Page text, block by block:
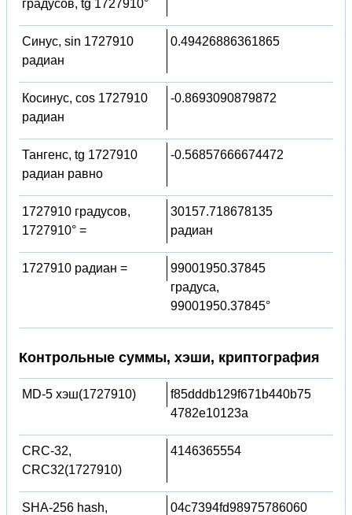
градусов, tg 1727910°
Синус, sin 1727910
радиан
0.49426886361865
Косинус, cos 1727910
радиан
-0.8693090879872
Тангенс, tg 1727910
радиан равно
-0.56857666674472
1727910 градусов,
1727910° =
30157.718678135
радиан
1727910 радиан =
99001950.37845
градуса,
99001950.37845°
Контрольные суммы, хэши, криптография
MD-5 хэш(1727910)
f85dddb129f671b440b75
4782e10123a
CRC-32,
CRC32(1727910)
4146365554
SHA-256 hash,
04c7394fd98975786060